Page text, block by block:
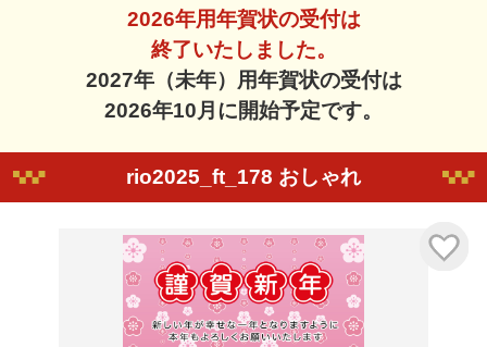
2026年用年賀状の受付は
終了いたしました。
2027年（未年）用年賀状の受付は
2026年10月に開始予定です。
rio2025_ft_178 おしゃれ